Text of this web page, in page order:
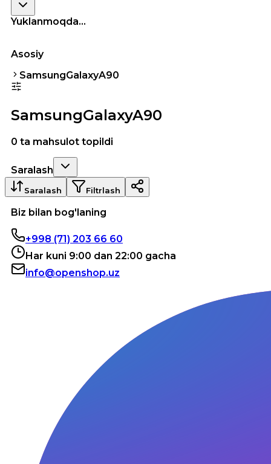
Yuklanmoqda...
Asosiy
SamsungGalaxyA90
SamsungGalaxyA90
0 ta mahsulot topildi
Saralash
Saralash Filtrlash
Biz bilan bog'laning
+998 (71) 203 66 60
Har kuni 9:00 dan 22:00 gacha
info@openshop.uz